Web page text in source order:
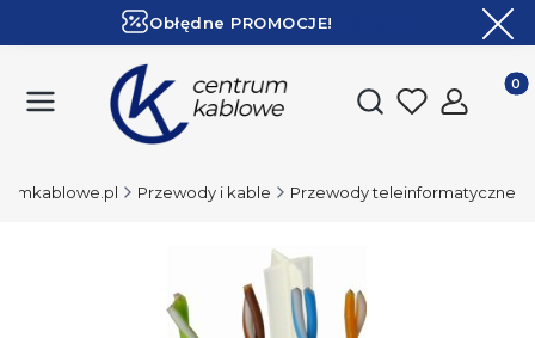
Obłędne PROMOCJE!
Otwórz
Przewody i kable Przewody teleinformatyczne